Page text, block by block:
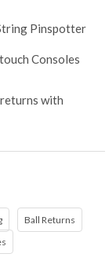
Pinspotter
Consoles
with
Ball Returns